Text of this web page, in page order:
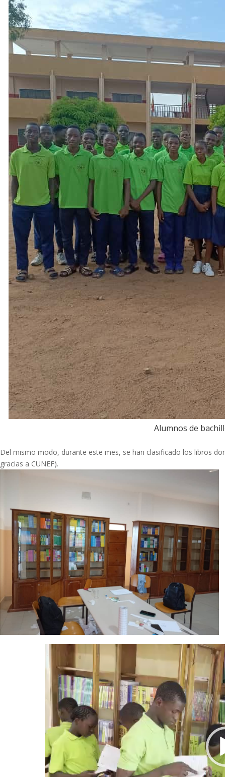
Alumnos de
Del mismo modo, durante este mes, se han clasificado los libros
gracias a CUNEF).
Reproductor
vídeo